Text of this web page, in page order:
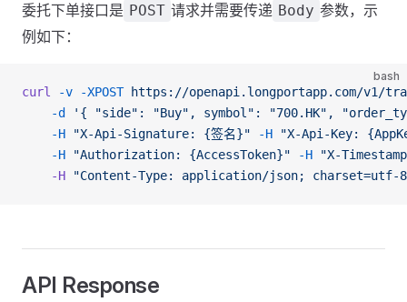
委托下单接口是 POST 请求并需要传递 Body 参数，示
例如下：
bash
curl -v -XPOST https://openapi.longportapp.com/v1/
    -d
'{ "side": "Buy", symbol": "700.HK",
    -H
"X-Api-Signature: {签名}" -H "X-Api-Key:
    -H
"Authorization: {AccessToken}" -H "X-
    -H
"Content-Type: application/json; charset=utf-
API Response